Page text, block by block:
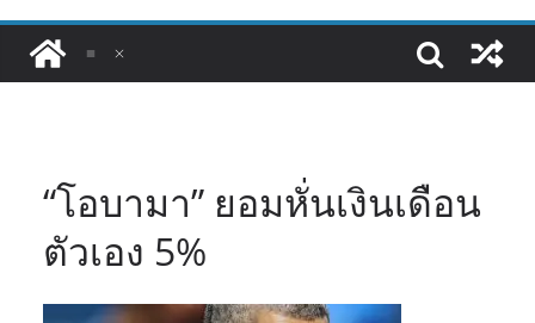
“โอบามา” ยอมหั่นเงินเดือน
ตัวเอง 5%